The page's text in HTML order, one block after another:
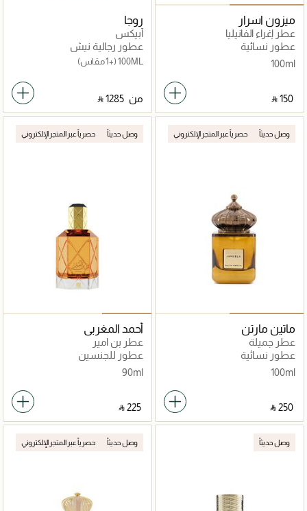
ميزون اسرار
عطر إغراء الفانيليا
عطور نسائية
100ml
‎ ⃁ ⁦150⁩ ‎
روجا
أبيكس
عطور رجالية نيش
100ML (+1 مقاس)
من ‎ ⃁ ⁦1285⁩ ‎
وصل حديثاً حصرياً عبر المتجر الإلكتروني
ماتين مارتن
عطر جميلة
عطور نسائية
100ml
‎ ⃁ ⁦250⁩ ‎
وصل حديثاً حصرياً عبر المتجر الإلكتروني
أحمد المغربي
عطر بن امير
عطور للجنسين
90ml
‎ ⃁ ⁦225⁩ ‎
وصل حديثاً وصل حديثاً حصرياً عبر المتجر الإلكتروني